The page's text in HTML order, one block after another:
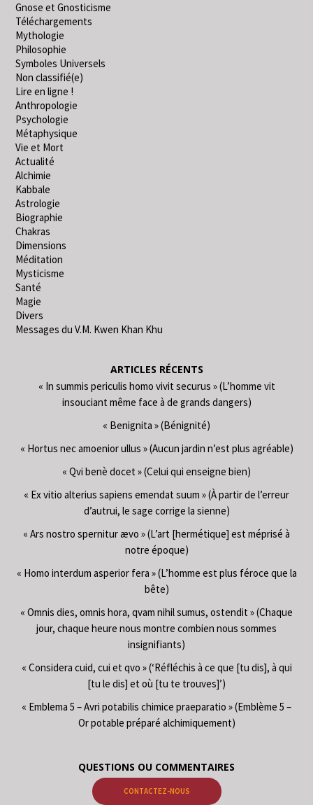
Gnose et Gnosticisme
Téléchargements
Mythologie
Philosophie
Symboles Universels
Non classifié(e)
Lire en ligne !
Anthropologie
Psychologie
Métaphysique
Vie et Mort
Actualité
Alchimie
Kabbale
Astrologie
Biographie
Chakras
Dimensions
Méditation
Mysticisme
Santé
Magie
Divers
Messages du V.M. Kwen Khan Khu
ARTICLES RÉCENTS
« In summis periculis homo vivit securus » (L’homme vit
insouciant même face à de grands dangers)
« Benignita » (Bénignité)
« Hortus nec amoenior ullus » (Aucun jardin n’est plus agréable)
« Qvi benè docet » (Celui qui enseigne bien)
« Ex vitio alterius sapiens emendat suum » (À partir de l’erreur
d’autrui, le sage corrige la sienne)
« Ars nostro spernitur ævo » (L’art [hermétique] est méprisé à
notre époque)
« Homo interdum asperior fera » (L’homme est plus féroce que la
bête)
« Omnis dies, omnis hora, qvam nihil sumus, ostendit » (Chaque
jour, chaque heure nous montre combien nous sommes
insignifiants)
« Considera cuid, cui et qvo » (‘Réfléchis à ce que [tu dis], à qui
[tu le dis] et où [tu te trouves]’)
« Emblema 5 – Avri potabilis chimice praeparatio » (Emblème 5 –
Or potable préparé alchimiquement)
QUESTIONS OU COMMENTAIRES
CONTACTEZ-NOUS